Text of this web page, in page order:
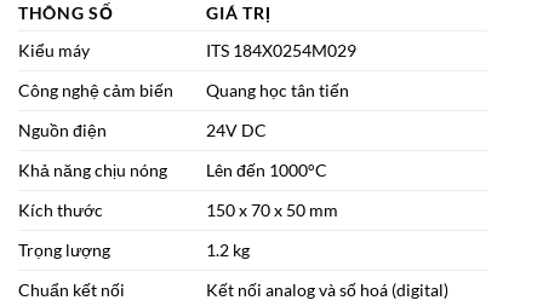
THÔNG SỐ
GIÁ TRỊ
Kiểu máy
ITS 184X0254M029
Công nghệ cảm biến
Quang học tân tiến
Nguồn điện
24V DC
Khả năng chịu nóng
Lên đến 1000°C
Kích thước
150 x 70 x 50 mm
Trọng lượng
1.2 kg
Chuẩn kết nối
Kết nối analog và số hoá (digital)